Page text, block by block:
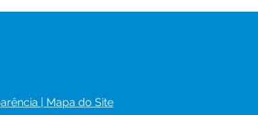
| Mapa do Site